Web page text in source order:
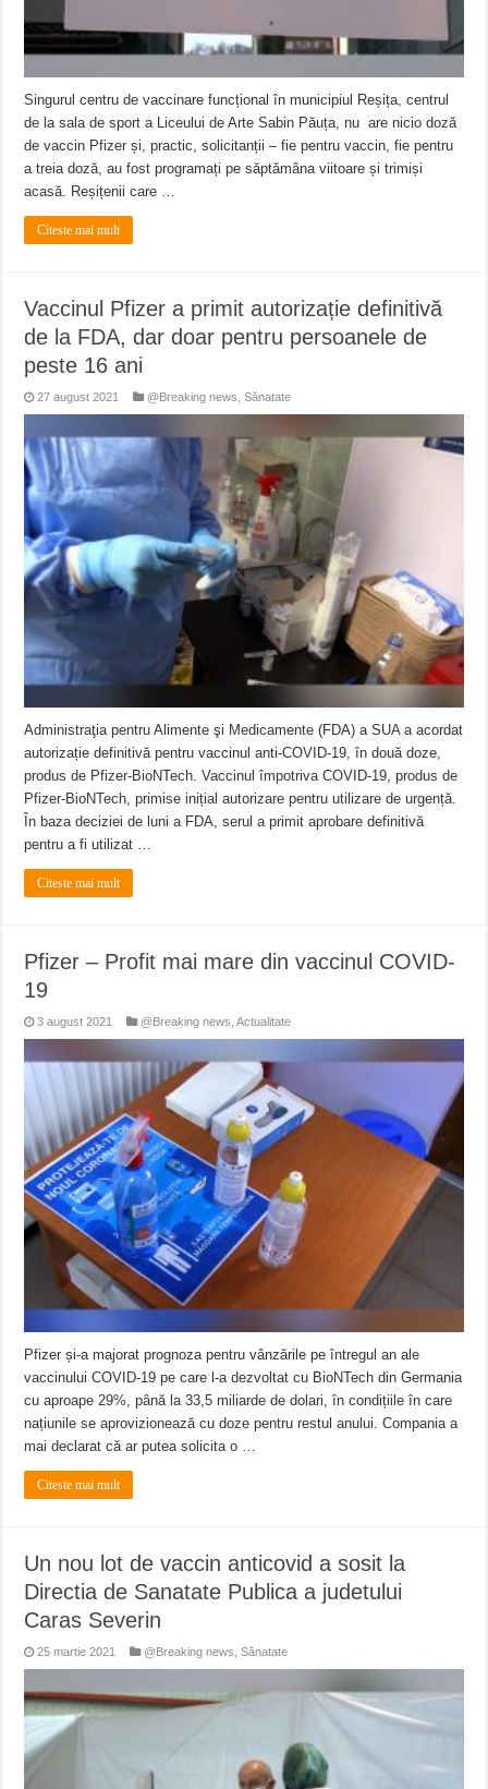
Singurul centru de vaccinare funcțional în municipiul Reșița, centrul
de la sala de sport a Liceului de Arte Sabin Păuța, nu are nicio doză
de vaccin Pfizer și, practic, solicitanții – fie pentru vaccin, fie pentru
a treia doză, au fost programați pe săptămâna viitoare și trimiși
acasă. Reșițenii care …
Citeste mai mult
Vaccinul Pfizer a primit autorizație definitivă
de la FDA, dar doar pentru persoanele de
peste 16 ani
27 august 2021 @Breaking news ,Sănatate
Administraţia pentru Alimente şi Medicamente (FDA) a SUA a acordat
autorizație definitivă pentru vaccinul anti-COVID-19, în două doze,
produs de Pfizer-BioNTech. Vaccinul împotriva COVID-19, produs de
Pfizer-BioNTech, primise inițial autorizare pentru utilizare de urgență.
În baza deciziei de luni a FDA, serul a primit aprobare definitivă
pentru a fi utilizat …
Citeste mai mult
Pfizer – Profit mai mare din vaccinul COVID-
19
3 august 2021 @Breaking news ,Actualitate
Pfizer și-a majorat prognoza pentru vânzările pe întregul an ale
vaccinului COVID-19 pe care l-a dezvoltat cu BioNTech din Germania
cu aproape 29%, până la 33,5 miliarde de dolari, în condițiile în care
națiunile se aprovizionează cu doze pentru restul anului. Compania a
mai declarat că ar putea solicita o …
Citeste mai mult
Un nou lot de vaccin anticovid a sosit la
Directia de Sanatate Publica a judetului
Caras Severin
25 martie 2021 @Breaking news ,Sănatate